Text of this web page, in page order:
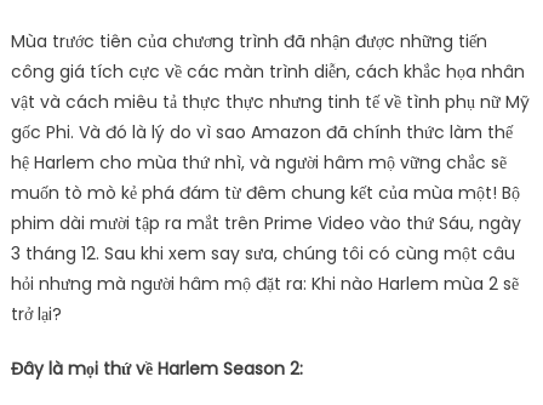
Mùa trước tiên của chương trình đã nhận được những tiến
công giá tích cực về các màn trình diễn, cách khắc họa nhân
vật và cách miêu tả thực thực nhưng tinh tế về tình phụ nữ Mỹ
gốc Phi. Và đó là lý do vì sao Amazon đã chính thức làm thế
hệ Harlem cho mùa thứ nhì, và người hâm mộ vững chắc sẽ
muốn tò mò kẻ phá đám từ đêm chung kết của mùa một! Bộ
phim dài mười tập ra mắt trên Prime Video vào thứ Sáu, ngày
3 tháng 12. Sau khi xem say sưa, chúng tôi có cùng một câu
hỏi nhưng mà người hâm mộ đặt ra: Khi nào Harlem mùa 2 sẽ
trở lại?
Đây là mọi thứ về Harlem Season 2: